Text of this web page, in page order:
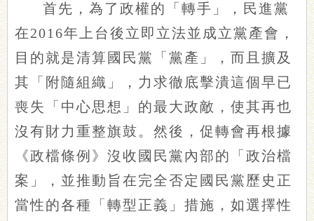
首先，為了政權的「轉手」，民進黨
在2016年上台後立即立法並成立黨產會，
目的就是清算國民黨「黨產」，而且擴及
其「附隨組織」，力求徹底擊潰這個早已
喪失「中心思想」的最大政敵，使其再也
沒有財力重整旗鼓。然後，促轉會再根據
《政檔條例》沒收國民黨內部的「政治檔
案」，並推動旨在完全否定國民黨歷史正
當性的各種「轉型正義」措施，如選擇性